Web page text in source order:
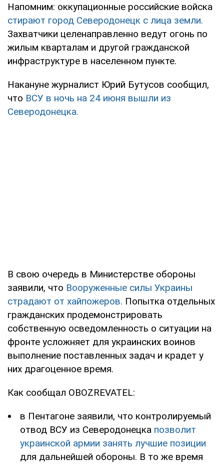
Напомним: оккупационные российские войска
стирают город Северодонецк с лица земли.
Захватчики целенаправленно ведут огонь по
жилым кварталам и другой гражданской
инфраструктуре в населенном пункте.
Накануне журналист Юрий Бутусов сообщил,
что ВСУ в ночь на 24 июня вышли из
Северодонецка.
В свою очередь в Министерстве обороны
заявили, что Вооруженные силы Украины
страдают от хайпожеров. Попытка отдельных
гражданских продемонстрировать
собственную осведомленность о ситуации на
фронте усложняет для украинских воинов
выполнение поставленных задач и крадет у
них драгоценное время.
Как сообщал OBOZREVATEL:
в Пентагоне заявили, что контролируемый
отвод ВСУ из Северодонецка позволит
украинской армии занять лучшие позиции
для дальнейшей обороны. В то же время